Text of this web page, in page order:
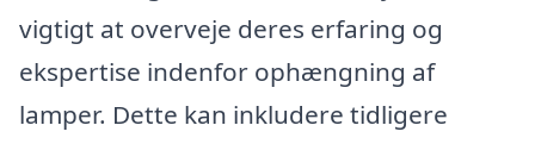
vigtigt at overveje deres erfaring og
ekspertise indenfor ophængning af
lamper. Dette kan inkludere tidligere